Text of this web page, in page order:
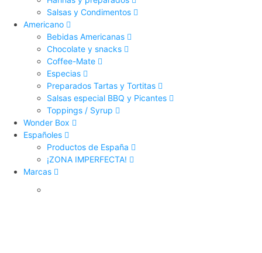
Salsas y Condimentos
Americano
Bebidas Americanas
Chocolate y snacks
Coffee-Mate
Especias
Preparados Tartas y Tortitas
Salsas especial BBQ y Picantes
Toppings / Syrup
Wonder Box
Españoles
Productos de España
¡ZONA IMPERFECTA!
Marcas